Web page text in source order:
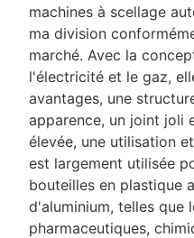
machines à scellage
ma division
marché. Avec la
l'électricité et le gaz,
avantages, une
apparence, un joint joli
élevée, une utilisation
est largement utilisée
bouteilles en plastique
d'aluminium, telles que
pharmaceutiques,